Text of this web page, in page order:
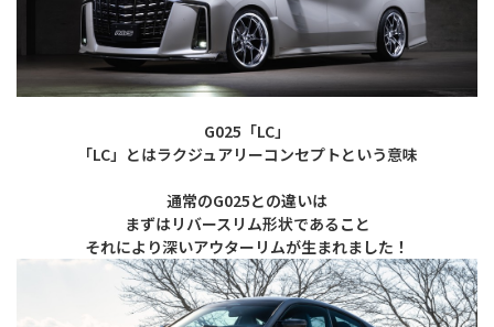
G025「LC」
「LC」とはラクジュアリーコンセプトという意味
通常のG025との違いは
まずはリバースリム形状であること
それにより深いアウターリムが生まれました！